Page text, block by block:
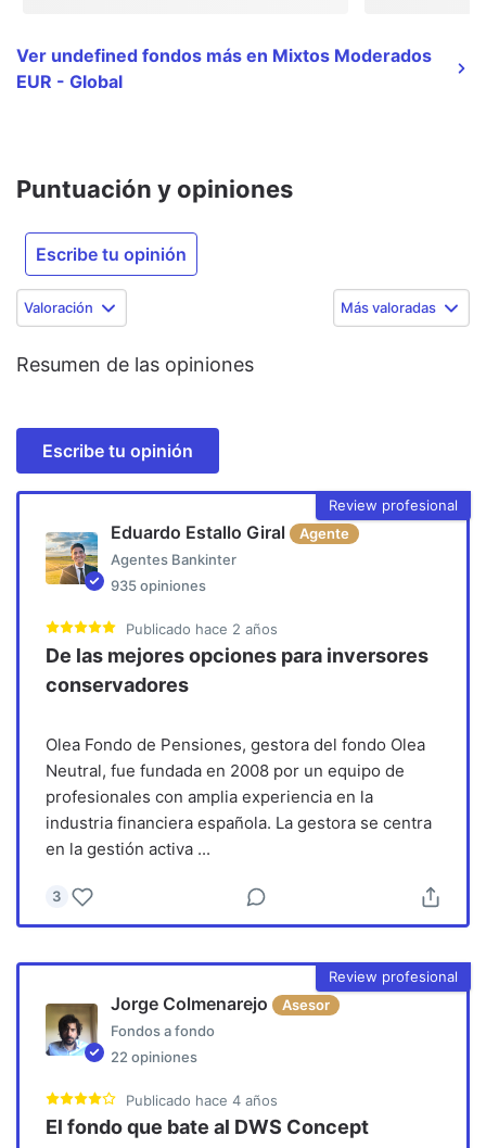
Ver undefined fondos más en Mixtos Moderados
EUR - Global
Puntuación y opiniones
Escribe tu opinión
Valoración Más valoradas
Resumen de las opiniones
Escribe tu opinión
Review profesional
Eduardo Estallo Giral
Agente
Agentes Bankinter
935 opiniones
Publicado hace 2 años
De las mejores opciones para inversores
conservadores
Olea Fondo de Pensiones, gestora del fondo Olea
Neutral, fue fundada en 2008 por un equipo de
profesionales con amplia experiencia en la
industria financiera española. La gestora se centra
en la gestión activa ...
3
Review profesional
Jorge Colmenarejo
Asesor
Fondos a fondo
22 opiniones
Publicado hace 4 años
El fondo que bate al DWS Concept